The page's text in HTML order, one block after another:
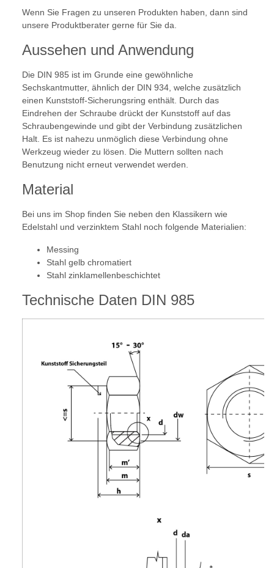
Wenn Sie Fragen zu unseren Produkten haben, dann sind
unsere Produktberater gerne für Sie da.
Aussehen und Anwendung
Die DIN 985 ist im Grunde eine gewöhnliche
Sechskantmutter, ähnlich der DIN 934, welche zusätzlich
einen Kunststoff-Sicherungsring enthält. Durch das
Eindrehen der Schraube drückt der Kunststoff auf das
Schraubengewinde und gibt der Verbindung zusätzlichen
Halt. Es ist nahezu unmöglich diese Verbindung ohne
Werkzeug wieder zu lösen. Die Muttern sollten nach
Benutzung nicht erneut verwendet werden.
Material
Bei uns im Shop finden Sie neben den Klassikern wie
Edelstahl und verzinktem Stahl noch folgende Materialien:
Messing
Stahl gelb chromatiert
Stahl zinklamellenbeschichtet
Technische Daten DIN 985